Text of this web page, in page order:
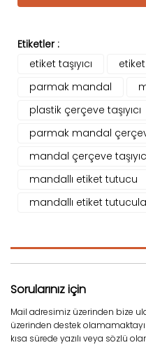
Etiketler :
etiket taşıyıcı
etiket
parmak mandal
plastik çerçeve taşıyıcı
parmak mandal
mandal çerçeve
mandallı etiket tutucu
mandallı etiket
Sorularınız için
Mail adresimiz üzerinden bize
üzerinden destek
kısa sürede yazılı veya sözlü